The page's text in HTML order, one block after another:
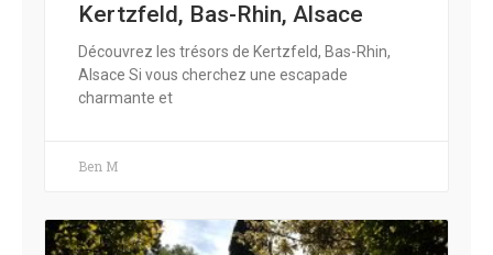
Kertzfeld, Bas-Rhin, Alsace
Découvrez les trésors de Kertzfeld, Bas-Rhin,
Alsace Si vous cherchez une escapade
charmante et
Ben M